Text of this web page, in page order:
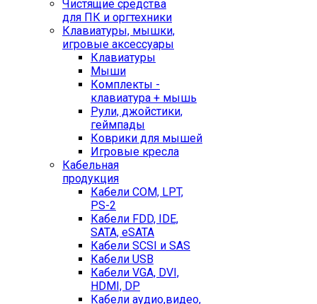
Чистящие средства
для ПК и оргтехники
Клавиатуры, мышки,
игровые аксессуары
Клавиатуры
Мыши
Комплекты -
клавиатура + мышь
Рули, джойстики,
геймпады
Коврики для мышей
Игровые кресла
Кабельная
продукция
Кабели COM, LPT,
PS-2
Кабели FDD, IDE,
SATA, eSATA
Кабели SCSI и SAS
Кабели USB
Кабели VGA, DVI,
HDMI, DP
Кабели аудио,видео,